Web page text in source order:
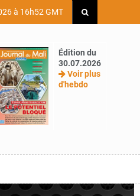
à 16h52 GMT
Édition du
30.07.2026
Voir plus
d'hebdo